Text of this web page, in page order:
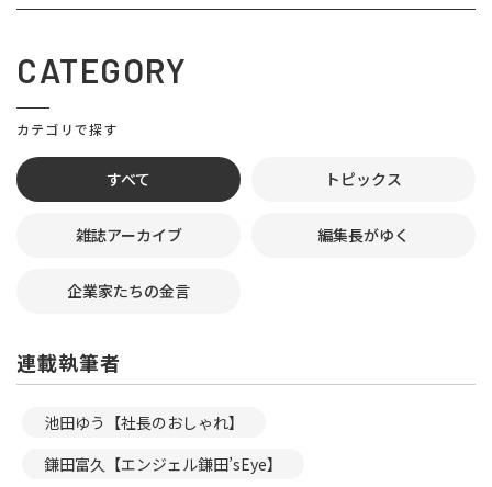
CATEGORY
カテゴリで探す
すべて トピックス
雑誌アーカイブ 編集長がゆく
企業家たちの金言
連載執筆者
池田ゆう【社長のおしゃれ】
鎌田富久【エンジェル鎌田’sEye】